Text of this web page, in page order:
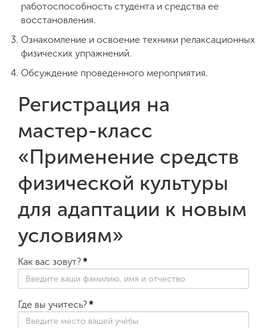
работоспособность студента и средства ее
восстановления.
Ознакомление и освоение техники релаксационных
физических упражнений.
Обсуждение проведенного мероприятия.
Регистрация на
мастер-класс
«Применение средств
физической культуры
для адаптации к новым
условиям»
Как вас зовут?*
Где вы учитесь?*